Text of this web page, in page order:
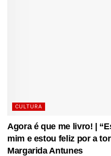
CULTURA
Agora é que me livro! |
mim e estou feliz por a
Margarida Antunes